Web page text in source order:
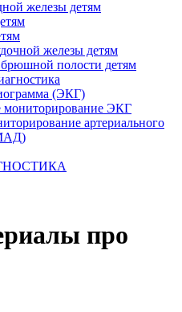
железы детям
железы детям
полости детям
(ЭКГ)
мониторирование ЭКГ
артериального
про